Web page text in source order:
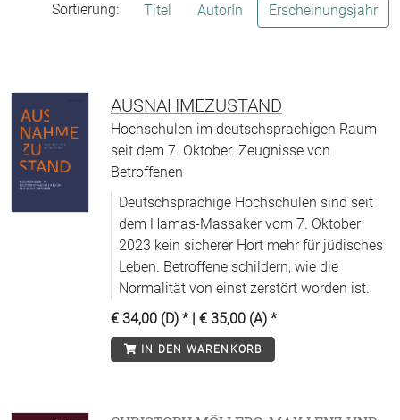
Sortierung: Titel AutorIn Erscheinungsjahr
AUSNAHMEZUSTAND
Hochschulen im deutschsprachigen Raum
seit dem 7. Oktober. Zeugnisse von
Betroffenen
Deutschsprachige Hochschulen sind seit
dem Hamas-Massaker vom 7. Oktober
2023 kein sicherer Hort mehr für jüdisches
Leben. Betroffene schildern, wie die
Normalität von einst zerstört worden ist.
€ 34,00 (D) * | € 35,00 (A) *
IN DEN WARENKORB